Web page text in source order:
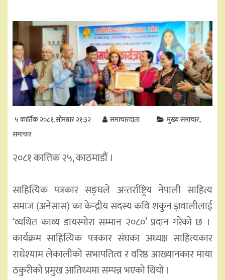
५ कार्तिक २०८१, सोमबार २१:३२ समाचारदाता
मुख्य समाचार
समाचार
२०८१ कात्तिक २५, काठमाडौं ।
साहित्यिक पत्रकार सङ्घले अन्तर्राष्ट्रिय नेपाली साहित्य
समाज (अनेसास) का केन्द्रीय सदस्य कवि शकुन ज्ञवालीलाई
‘व्यथित काव्य डायस्पोरा सम्मान २०८०’ प्रदान गरेको छ ।
कार्यक्रम साहित्यिक पत्रकार संघका अध्यक्ष साहित्यकार
राधेश्याम लेकालीको सभापतित्व र वरिष्ठ आख्यानकार माया
ठकुरीको प्रमुख आतिथ्यमा सम्पन्न भएको थियो ।